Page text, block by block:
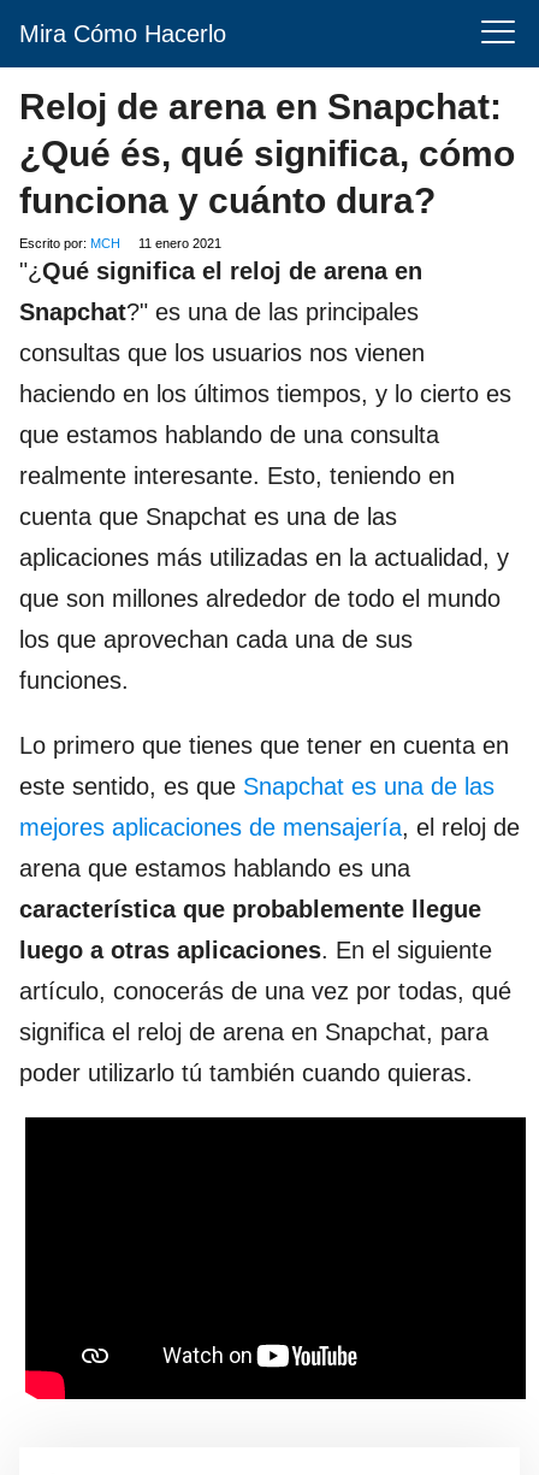
Mira Cómo Hacerlo
Reloj de arena en Snapchat:
¿Qué és, qué significa, cómo
funciona y cuánto dura?
Escrito por: MCH 11 enero 2021
"¿Qué significa el reloj de arena en
Snapchat?" es una de las principales
consultas que los usuarios nos vienen
haciendo en los últimos tiempos, y lo cierto es
que estamos hablando de una consulta
realmente interesante. Esto, teniendo en
cuenta que Snapchat es una de las
aplicaciones más utilizadas en la actualidad, y
que son millones alrededor de todo el mundo
los que aprovechan cada una de sus
funciones.
Lo primero que tienes que tener en cuenta en
este sentido, es que Snapchat es una de las
mejores aplicaciones de mensajería, el reloj de
arena que estamos hablando es una
característica que probablemente llegue
luego a otras aplicaciones. En el siguiente
artículo, conocerás de una vez por todas, qué
significa el reloj de arena en Snapchat, para
poder utilizarlo tú también cuando quieras.